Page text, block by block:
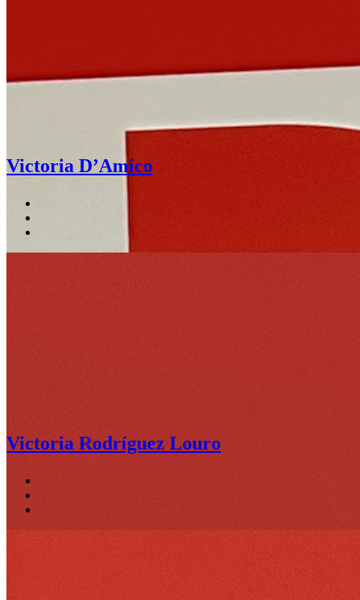
Victoria D’Amico
Victoria Rodríguez Louro